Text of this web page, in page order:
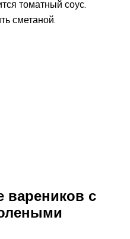
томатный соус.
сметаной.
вареников с